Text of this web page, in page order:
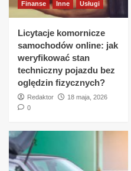
Finanse Inne Usługi
Licytacje komornicze
samochodów online: jak
weryfikować stan
techniczny pojazdu bez
oględzin fizycznych?
Redaktor
18 maja, 2026
0